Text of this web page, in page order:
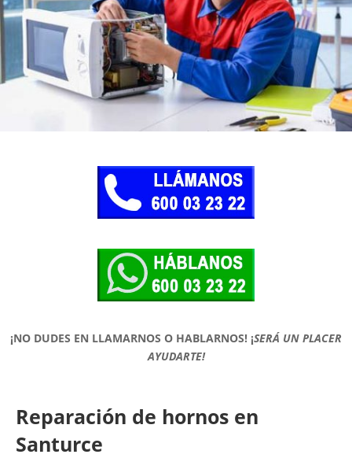
¡NO DUDES EN LLAMARNOS O HABLARNOS! ¡SERÁ UN PLACER
AYUDARTE!
Reparación de hornos en
Santurce